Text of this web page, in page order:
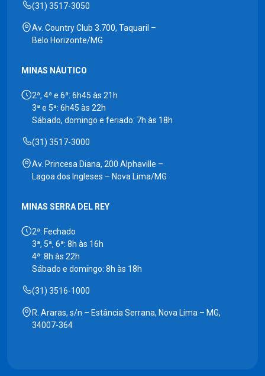
(31) 3517-3050
Av. Country Club 3.700, Taquaril –
Belo Horizonte/MG
MINAS NÁUTICO
2ª, 4ª e 6ª: 6h45 às 21h
3ª e 5ª: 6h45 às 22h
Sábado, domingo e feriado: 7h às 18h
(31) 3517-3000
Av. Princesa Diana, 200 Alphaville –
Lagoa dos Ingleses – Nova Lima/MG
MINAS SERRA DEL REY
2ª: Fechado
3ª, 5ª, 6ª: 8h às 16h
4ª: 8h às 22h
Sábado e domingo: 8h às 18h
(31) 3516-1000
R. Araras, s/n – Estância Serrana, Nova Lima – MG,
34007-364